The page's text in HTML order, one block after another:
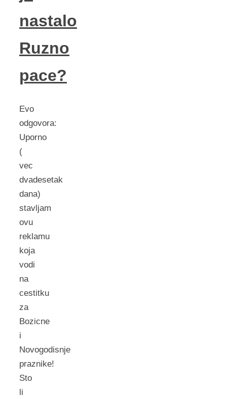
nastalo
Ruzno
pace?
Evo
odgovora:
Uporno
(
vec
dvadesetak
dana)
stavljam
ovu
reklamu
koja
vodi
na
cestitku
za
Bozicne
i
Novogodisnje
praznike!
Sto
li